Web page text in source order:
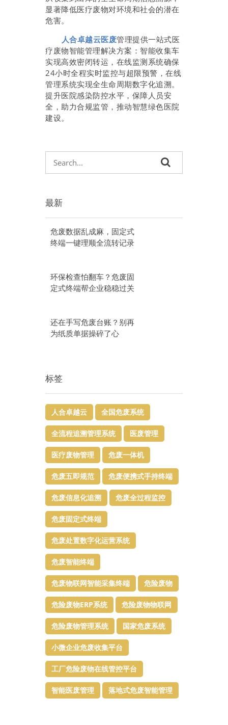
显著降低医疗废物对环境和社会的潜在
危害。
人合卓越云医废管理提供一站式医
疗废物智能管理解决方案：智能收集车
实现高效密闭转运，在线监测系统确保
24小时全程实时监控与超限预警，在线
管理系统实现全生命周期数字化追溯。
提升医院感染防控水平，保障人员安
全，助力合规监管，推动智慧绿色医院
建设。
最新
危废数据乱成麻，固定式
终端一键理顺全流转记录
环保检查怕翻车？危废固
定式终端帮企业稳稳过关
还在手写危废台账？别再
为纸质单据操碎了心
标签
人合卓越云 全国危废系统
全流程追溯管理系统 医废管理
医疗废物管理 危废一体机
危废五即规范 危废便携式手持终端
危废信息化追溯 危废全过程监控
危废固定式终端
危废处置数字化运营系统
危废智能终端
危废物联网智能采集终端 危险废物
危险废物ERP系统 危险废物物联网
危险废物管理系统 国家危废系统
小微企业危废收集平台
工厂危险废物在线管控平台
智能医废管理 落地式危废智能管理